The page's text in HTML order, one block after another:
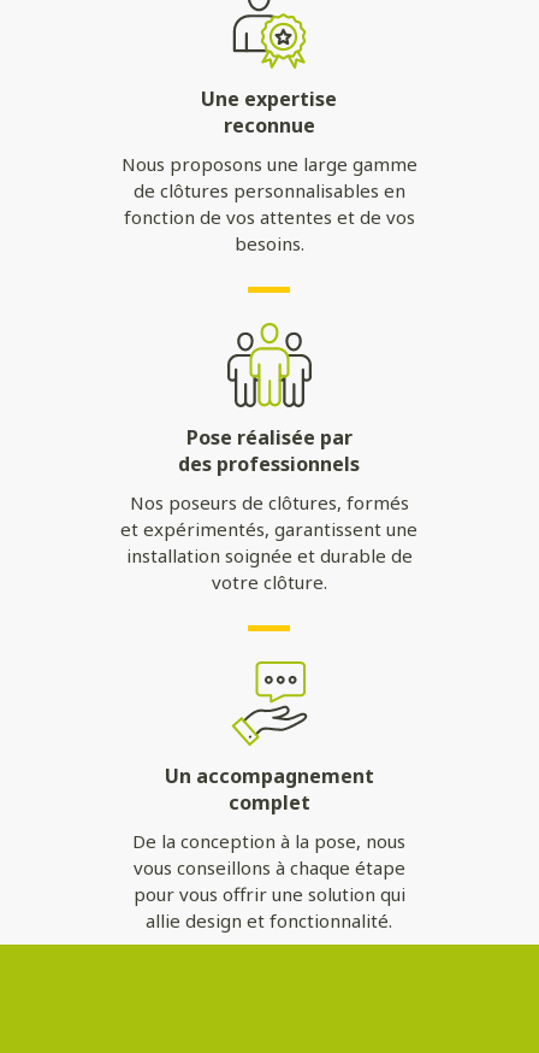
Une expertise
reconnue
Nous proposons une large gamme
de clôtures personnalisables en
fonction de vos attentes et de vos
besoins.
Pose réalisée par
des professionnels
Nos poseurs de clôtures, formés
et expérimentés, garantissent une
installation soignée et durable de
votre clôture.
Un accompagnement
complet
De la conception à la pose, nous
vous conseillons à chaque étape
pour vous offrir une solution qui
allie design et fonctionnalité.